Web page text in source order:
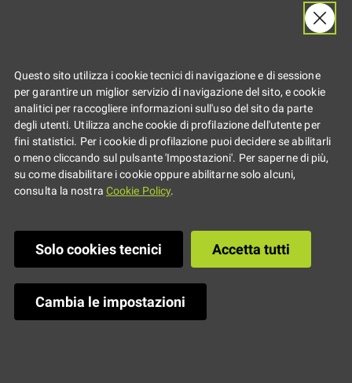
Questo sito utilizza i cookie tecnici di navigazione e di sessione
per garantire un miglior servizio di navigazione del sito, e cookie
analitici per raccogliere informazioni sull'uso del sito da parte
degli utenti. Utilizza anche cookie di profilazione dell'utente per
fini statistici. Per i cookie di profilazione puoi decidere se abilitarli
o meno cliccando sul pulsante 'Impostazioni'. Per saperne di più,
su come disabilitare i cookie oppure abilitarne solo alcuni,
consulta la nostra Cookie Policy.
Solo cookies tecnici Accetta tutti
Cambia le impostazioni